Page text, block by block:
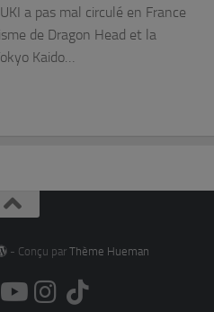
a pas mal circulé en France
de Dragon Head et la
Kaido…
- Conçu par Thème Hueman